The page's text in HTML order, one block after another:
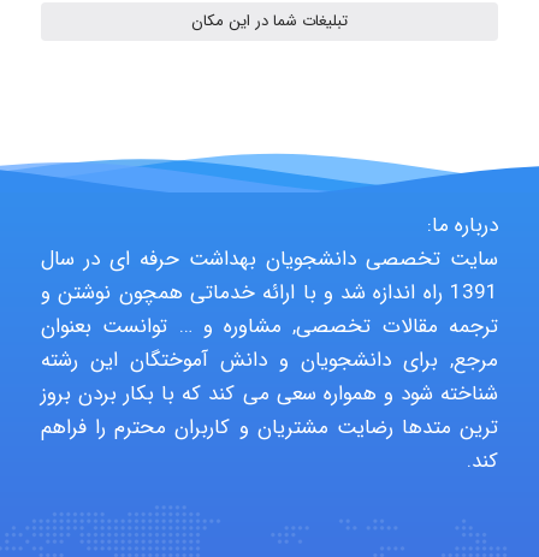
Niloofar
USER124
malekf
abolfazlkoshehe
تبلیغات شما در این مکان
درباره ما:
سایت تخصصی دانشجویان بهداشت حرفه ای در سال
1391 راه اندازه شد و با ارائه خدماتی همچون نوشتن و
ترجمه مقالات تخصصی, مشاوره و … توانست بعنوان
مرجع, برای دانشجویان و دانش آموختگان این رشته
شناخته شود و همواره سعی می کند که با بکار بردن بروز
ترین متدها رضایت مشتریان و کاربران محترم را فراهم
کند.